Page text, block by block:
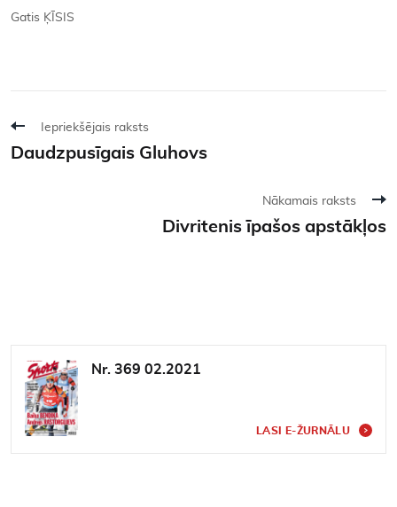
Gatis ĶĪSIS
Iepriekšējais raksts
Daudzpusīgais Gluhovs
Nākamais raksts
Divritenis īpašos apstākļos
Nr. 369 02.2021
LASI E-ŽURNĀLU